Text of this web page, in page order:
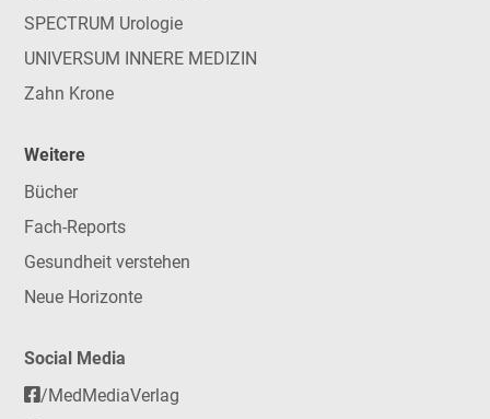
SPECTRUM Urologie
UNIVERSUM INNERE MEDIZIN
Zahn Krone
Weitere
Bücher
Fach-Reports
Gesundheit verstehen
Neue Horizonte
Social Media
/MedMediaVerlag